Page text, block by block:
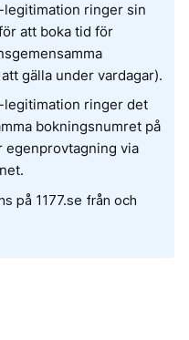
ringer sin
att boka tid för
gälla under vardagar).
legitimation ringer det
bokningsnumret på
egenprovtagning via
på 1177.se från och